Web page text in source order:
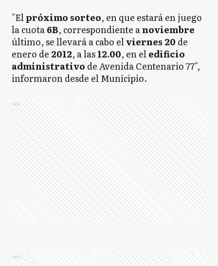
"Elpróximo sorteo, en que estará en juego
la cuota6B, correspondiente anoviembre
último, se llevará a cabo elviernes 20 de
enero de 2012, a las12.00, en eledificio
administrativo de Avenida Centenario 77",
informaron desde el Municipio.
Ads
Ads